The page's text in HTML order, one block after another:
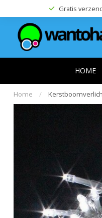
Gratis
HOME
Home /